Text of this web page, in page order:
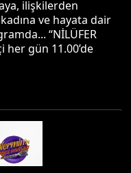
ilişkilerden
ve hayata dair
“NİLÜFER
her gün 11.00’de